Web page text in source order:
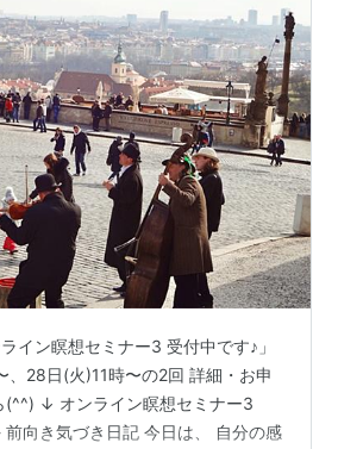
イン瞑想セミナー3 受付中です♪」
、28日(火)11時〜の2回 詳細・お申
(^^) ↓ オンライン瞑想セミナー3
前向き気づき日記 今日は、 自分の感